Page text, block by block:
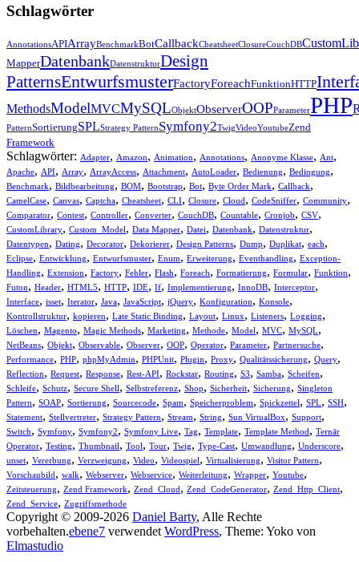
Schlagwörter
AnnotationsAPIArrayBenchmarkBotCallbackCheatsheetClosureCouchDB
MapperDatenbankDatenstrukturDesign
PatternsEntwurfsmusterFactoryForeachFunktionHTTP
MethodsModelMVCMySQLObjektObserverOOPParameterPHP
PatternSortierungSPLStrategy PatternSymfony2TwigVideoYoutubeZend
Framework
Schlagwörter: Adapter, Amazon, Animation, Annotations, Anonyme Klasse, Ant,
Apache, API, Array, ArrayAccess, Attachment, AutoLoader, Bedienung, Bedingung,
Benchmark, Bildbearbeitung, BOM, Bootstrap, Bot, Byte Order Mark, Callback,
CamelCase, Canvas, Captcha, Cheatsheet, CLI, Closure, Cloud, CodeSniffer, Community,
Comparator, Contest, Controller, Converter, CouchDB, Countable, Cronjob, CSV,
CustomLibrary, Custom_Model, Data Mapper, Datei, Datenbank, Datenstruktur,
Datentypen, Dating, Decorator, Dekorierer, Design Patterns, Dump, Duplikat, each,
Eclipse, Entwicklung, Entwurfsmuster, Enum, Erweiterung, Eventhandling, Exception-
Handling, Extension, Factory, Fehler, Flash, Foreach, Formatierung, Formular, Funktion,
Futon, Header, HTML5, HTTP, IDE, If, Implementierung, InnoDB, Interceptor,
Interface, isset, Iterator, Java, JavaScript, jQuery, Konfiguration, Konsole,
Kontrollstruktur, kopieren, Late Static Binding, Layout, Linux, Listeners, Logging,
Löschen, Magento, Magic Methods, Marketing, Methode, Model, MVC, MySQL,
NetBeans, Objekt, Observable, Observer, OOP, Operator, Parameter, Partnersuche,
Performance, PHP, phpMyAdmin, PHPUnit, Plugin, Proxy, Qualitätssicherung, Query,
Reflection, Request, Response, Rest-API, Rockstar, Routing, S3, Samba, Scheifen,
Schleife, Schutz, Secure Shell, Selbstreferenz, Shop, Sicherheit, Sicherung, Singleton
Pattern, SOAP, Sortierung, Sourcecode, Spam, Speicherproblem, Spickzettel, SPL, SSH,
Statement, Stellvertreter, Strategy Pattern, Stream, String, Sun VirtualBox, Support,
Switch, Symfony, Symfony2, Symfony Live, Tag, Template, Template Method, Ternär
Operator, Testing, Thumbnail, Tool, Tour, Twig, Type-Cast, Umwandlung, Underscore,
unset, Vererbung, Verzweigung, Video, Videospiel, Virtualisierung, Visitor Pattern,
Vorschaubild, walk, Webserver, Webservice, Weiterleitung, Wrapper, Youtube,
Zeitsteuerung, Zend Framework, Zend_Cloud, Zend_CodeGenerator, Zend_Http_Client,
Zend_Service, Zugriffsmethode
Copyright © 2009-2026 Daniel Barty, Alle Rechte
vorbehalten.ebene7 verwendet WordPress, Theme: Yoko von
Elmastudio